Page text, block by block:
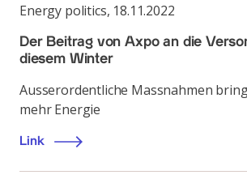
Energy politics, 18.11.2022
Der Beitrag von Axpo an die
diesem Winter
Ausserordentliche Massnahmen
mehr Energie
Link